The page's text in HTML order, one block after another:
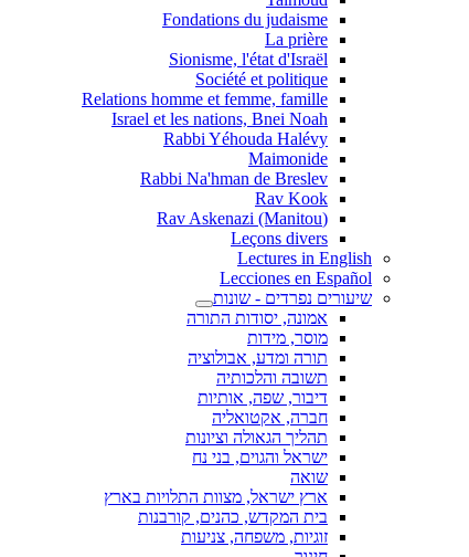
Fondations du judaisme
La prière
Sionisme, l'état d'Israël
Société et politique
Relations homme et femme, famille
Israel et les nations, Bnei Noah
Rabbi Yéhouda Halévy
Maimonide
Rabbi Na'hman de Breslev
Rav Kook
(Rav Askenazi (Manitou
Leçons divers
Lectures in English
Lecciones en Español
שיעורים נפרדים - שונות
אמונה, יסודות התורה
מוסר, מידות
תורה ומדע, אבולוציה
תשובה והלכותיה
דיבור, שפה, אותיות
חברה, אקטואליה
תהליך הגאולה וציונות
ישראל והגוים, בני נח
שואה
ארץ ישראל, מצוות התלויות בארץ
בית המקדש, כהנים, קורבנות
זוגיות, משפחה, צניעות